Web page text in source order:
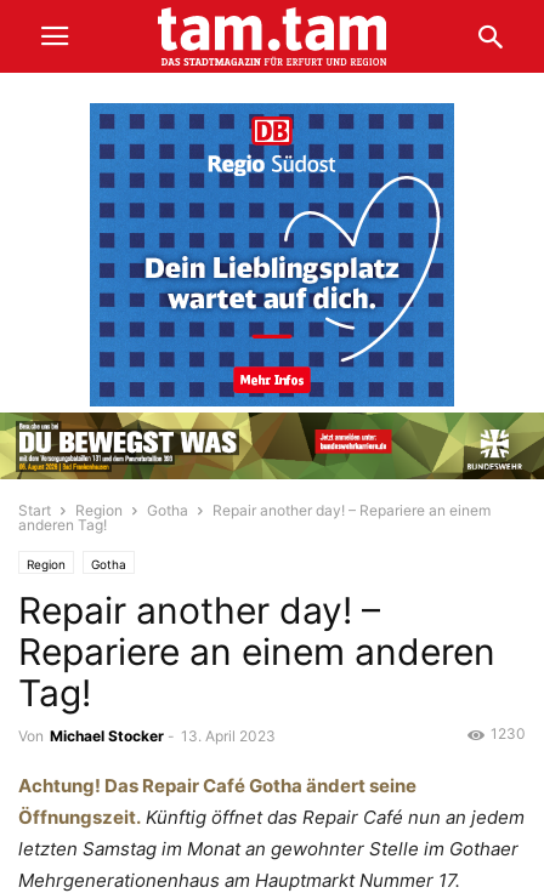
Start Region Gotha
Repair another day! – Repariere an einem
anderen Tag!
Region Gotha
Repair another day! –
Repariere an einem anderen
Tag!
Von Michael Stocker - 13. April 2023 1230
Achtung! Das Repair Café Gotha ändert seine
Öffnungszeit. Künftig öffnet das Repair Café nun an jedem
letzten Samstag im Monat an gewohnter Stelle im Gothaer
Mehrgenerationenhaus am Hauptmarkt Nummer 17.